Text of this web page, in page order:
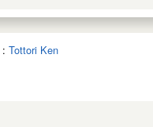
: Tottori Ken